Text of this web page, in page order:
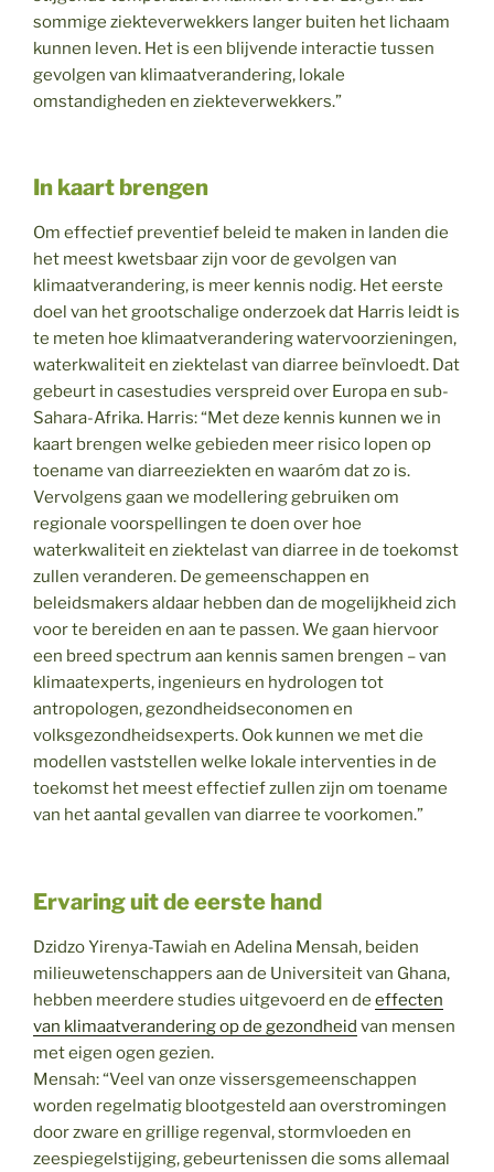
sommige ziekteverwekkers langer buiten het lichaam
kunnen leven. Het is een blijvende interactie tussen
gevolgen van klimaatverandering, lokale
omstandigheden en ziekteverwekkers.”
In kaart brengen
Om effectief preventief beleid te maken in landen die
het meest kwetsbaar zijn voor de gevolgen van
klimaatverandering, is meer kennis nodig. Het eerste
doel van het grootschalige onderzoek dat Harris leidt is
te meten hoe klimaatverandering watervoorzieningen,
waterkwaliteit en ziektelast van diarree beïnvloedt. Dat
gebeurt in casestudies verspreid over Europa en sub-
Sahara-Afrika. Harris: “Met deze kennis kunnen we in
kaart brengen welke gebieden meer risico lopen op
toename van diarreeziekten en waaróm dat zo is.
Vervolgens gaan we modellering gebruiken om
regionale voorspellingen te doen over hoe
waterkwaliteit en ziektelast van diarree in de toekomst
zullen veranderen. De gemeenschappen en
beleidsmakers aldaar hebben dan de mogelijkheid zich
voor te bereiden en aan te passen. We gaan hiervoor
een breed spectrum aan kennis samen brengen – van
klimaatexperts, ingenieurs en hydrologen tot
antropologen, gezondheidseconomen en
volksgezondheidsexperts. Ook kunnen we met die
modellen vaststellen welke lokale interventies in de
toekomst het meest effectief zullen zijn om toename
van het aantal gevallen van diarree te voorkomen.”
Ervaring uit de eerste hand
Dzidzo Yirenya-Tawiah en Adelina Mensah, beiden
milieuwetenschappers aan de Universiteit van Ghana,
hebben meerdere studies uitgevoerd en de effecten
van klimaatverandering op de gezondheid van mensen
met eigen ogen gezien.
Mensah: “Veel van onze vissersgemeenschappen
worden regelmatig blootgesteld aan overstromingen
door zware en grillige regenval, stormvloeden en
zeespiegelstijging, gebeurtenissen die soms allemaal